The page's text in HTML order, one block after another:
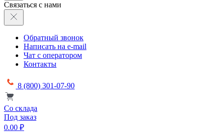
Связаться с нами
Обратный звонок
Написать на e-mail
Чат с оператором
Контакты
8 (800) 301-07-90
Со склада
Под заказ
0.00 ₽